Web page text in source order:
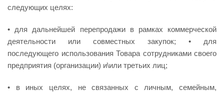
следующих целях:
• для дальнейшей перепродажи в рамках коммерческой
деятельности или совместных закупок; • для
последующего использования Товара сотрудниками своего
предприятия (организации) и\или третьих лиц;
• в иных целях, не связанных с личным, семейным,